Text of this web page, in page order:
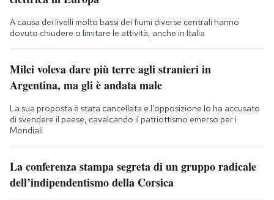
A causa dei livelli molto bassi dei fiumi diverse centrali hanno
dovuto chiudere o limitare le attività, anche in Italia
Milei voleva dare più terre agli stranieri in
Argentina, ma gli è andata male
La sua proposta è stata cancellata e l’opposizione lo ha accusato
di svendere il paese, cavalcando il patriottismo emerso per i
Mondiali
La conferenza stampa segreta di un gruppo radicale
dell’indipendentismo della Corsica